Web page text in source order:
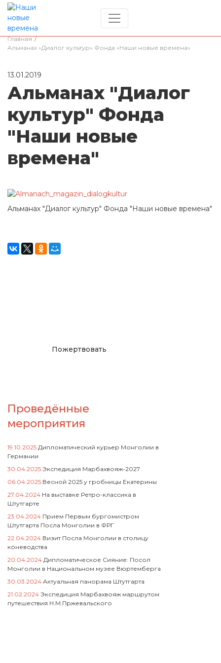
Главная /
Альманах «Диалог культур» Фонда «Наши новые времена»
13.01.2019
Альманах "Диалог
культур" Фонда
"Наши новые
времена"
Альманах "Диалог культур" Фонда "Наши новые времена"
Пожертвовать
Проведённые
мероприятия
19.10.2025 Дипломатический курьер Монголии в
Германии
30.04.2025 Экспедиция Марбахвояж-2027
06.04.2025 Весной 2025 у гробницы Екатерины
27.04.2024 На выставке Ретро-классика в
Штутгарте
23.04.2024 Прием Первым бургомистром
Штутгарта Посла Монголии в ФРГ
22.04.2024 Визит Посла Монголии в столицу
коневодства
20.04.2024 Дипломатическое Сияние: Посол
Монголии в Национальном музее Вюртемберга
30.03.2024 Актуальная панорама Штутгарта
21.02.2024 Экспедиция Марбахвояж маршрутом
путешествия Н.М.Пржевальского